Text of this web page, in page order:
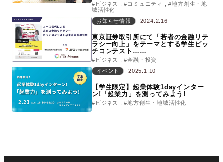
#ビジネス #コミュニティ
#地方創生・地
域活性化
お知らせ情報
2024.2.16
東京証券取引所にて「若者の金融リテ
ラシー向上」をテーマとする学生ピッ
チコンテスト……
#ビジネス
#金融・投資
イベント
2025.1.10
【学生限定】起業体験1dayインター
ン!「起業力」を測ってみよう!
#ビジネス #地方創生・地域活性化